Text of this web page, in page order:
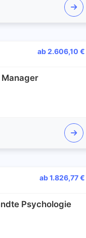
ab 2.606,10 €
Manager
ab 1.826,77 €
Psychologie